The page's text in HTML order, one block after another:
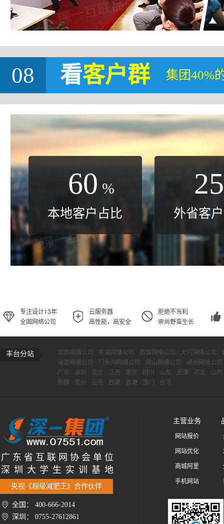
08 看客户群 集团40%
60 %
本地客户占比
25
外省客
专注设计13年
全国网络公司
云服务器
高性能，高安全
拒绝不当利
崇尚野蛮生长
丰台分站 北京网络公司 东城网络公司 西城网络公司 大兴网络公司
海淀网络公司
门头沟网络公司 房山网络公司
通州网络公司
广东
深圳 北京 江西 重庆 四川 山东 天津 河北
山西
新疆
贵州 云南 西藏 香港 澳门 台湾
广 东 省 互 联 网 协 会 单 位
深 圳 大 学 生 实 训 基 地
央视《超级减肥王》合作伙伴
全国： 400-666-2014
深圳： 0755-27612861
主营业务
网站报价
网站优化
商城阿里
手机网站